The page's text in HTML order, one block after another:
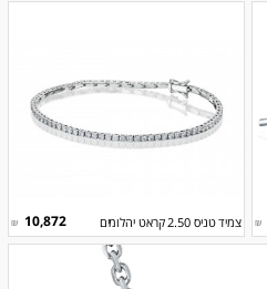
₪ צמיד טניס 2.50 קראט יהלומים 10,872
₪